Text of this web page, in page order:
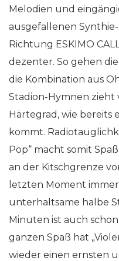
Melodien und
ausgefallenen
Richtung ESKIMO
dezenter. So gehen
die Kombination aus
Stadion-Hymnen zieht
Härtegrad, wie bereits
kommt.
Pop“ macht somit
an der Kitschgrenze
letzten Moment
unterhaltsame halbe
Minuten ist auch
ganzen Spaß hat
wieder einen ernsten